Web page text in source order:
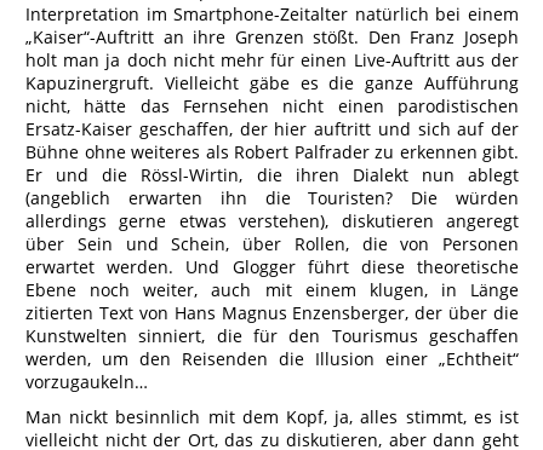
Interpretation im Smartphone-Zeitalter natürlich bei einem
„Kaiser“-Auftritt an ihre Grenzen stößt. Den Franz Joseph
holt man ja doch nicht mehr für einen Live-Auftritt aus der
Kapuzinergruft. Vielleicht gäbe es die ganze Aufführung
nicht, hätte das Fernsehen nicht einen parodistischen
Ersatz-Kaiser geschaffen, der hier auftritt und sich auf der
Bühne ohne weiteres als Robert Palfrader zu erkennen gibt.
Er und die Rössl-Wirtin, die ihren Dialekt nun ablegt
(angeblich erwarten ihn die Touristen? Die würden
allerdings gerne etwas verstehen), diskutieren angeregt
über Sein und Schein, über Rollen, die von Personen
erwartet werden. Und Glogger führt diese theoretische
Ebene noch weiter, auch mit einem klugen, in Länge
zitierten Text von Hans Magnus Enzensberger, der über die
Kunstwelten sinniert, die für den Tourismus geschaffen
werden, um den Reisenden die Illusion einer „Echtheit“
vorzugaukeln…
Man nickt besinnlich mit dem Kopf, ja, alles stimmt, es ist
vielleicht nicht der Ort, das zu diskutieren, aber dann geht